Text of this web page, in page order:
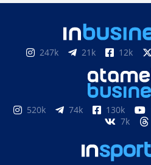
247k 21k 12k
520k 74k 130k
7k